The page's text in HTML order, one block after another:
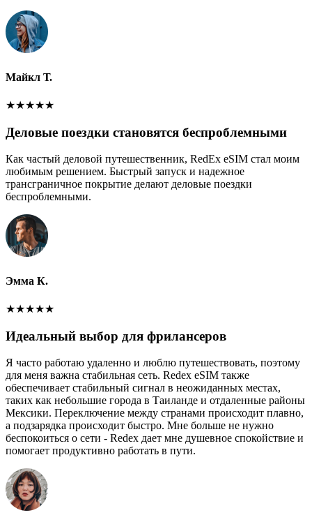
Майкл Т.
★★★★★
Деловые поездки становятся беспроблемными
Как частый деловой путешественник, RedEx eSIM стал моим
любимым решением. Быстрый запуск и надежное
трансграничное покрытие делают деловые поездки
беспроблемными.
Эмма К.
★★★★★
Идеальный выбор для фрилансеров
Я часто работаю удаленно и люблю путешествовать, поэтому
для меня важна стабильная сеть. Redex eSIM также
обеспечивает стабильный сигнал в неожиданных местах,
таких как небольшие города в Таиланде и отдаленные районы
Мексики. Переключение между странами происходит плавно,
а подзарядка происходит быстро. Мне больше не нужно
беспокоиться о сети - Redex дает мне душевное спокойствие и
помогает продуктивно работать в пути.